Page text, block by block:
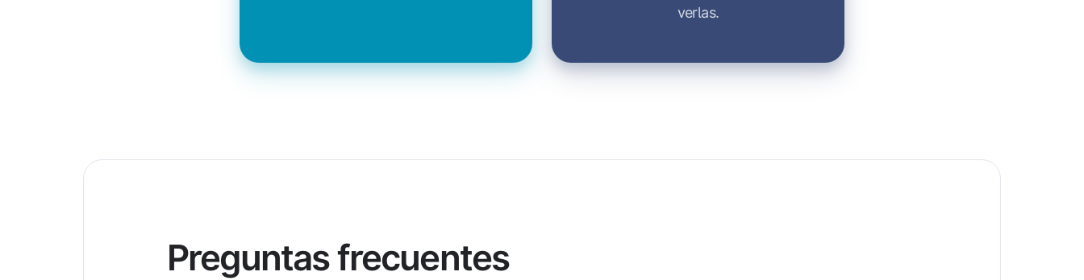
verlas.
Preguntas frecuentes